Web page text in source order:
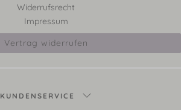
Widerrufsrecht
Impressum
Vertrag widerrufen
KUNDENSERVICE